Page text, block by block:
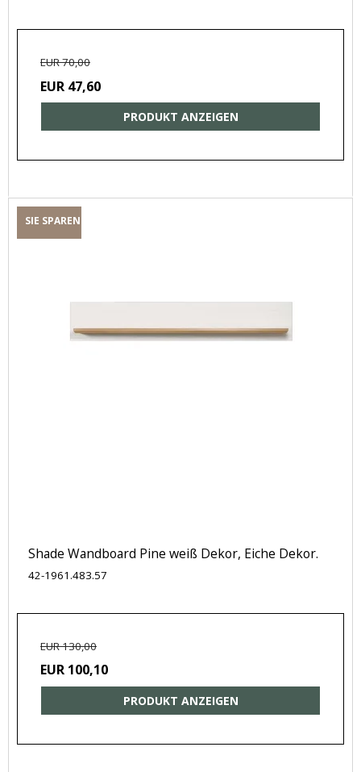
EUR 70,00
EUR 47,60
PRODUKT ANZEIGEN
SIE SPAREN
Shade Wandboard Pine weiß Dekor, Eiche Dekor.
42-1961.483.57
EUR 130,00
EUR 100,10
PRODUKT ANZEIGEN